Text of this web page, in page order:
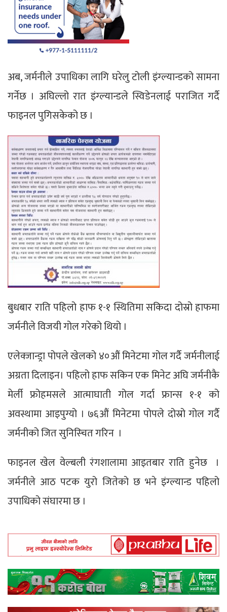
अब, जर्मनीले उपाधिका लागि घरेलु टोली इंग्ल्यान्डको सामना
गर्नेछ । अघिल्लो रात इंग्ल्यान्डले स्विडेनलाई पराजित गर्दै
फाइनल पुगिसकेको छ ।
बुधबार राति पहिलो हाफ १-१ स्थितिमा सकिदा दोस्रो हाफमा
जर्मनीले विजयी गोल गरेको थियो ।
एलेक्जान्ड्रा पोपले खेलको ४०औं मिनेटमा गोल गर्दै जर्मनीलाई
अग्रता दिलाइन। पहिलो हाफ सकिन एक मिनेट अघि जर्मनीकै
मेर्ली फ्रोहमसले आत्माघाती गोल गर्दा फ्रान्स १-१ को
अवस्थामा आइपुग्यो । ७६औं मिनेटमा पोपले दोस्रो गोल गर्दै
जर्मनीको जित सुनिस्चित गरिन ।
फाइनल खेल वेल्बली रंगशालामा आइतबार राति हुनेछ ।
जर्मनीले आठ पटक युरो जितेको छ भने इंग्ल्यान्ड पहिलो
उपाधिको संघारमा छ ।